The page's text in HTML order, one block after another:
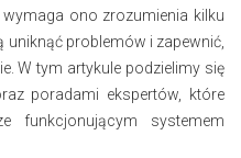
ono zrozumienia kilku
problemów i zapewnić,
W tym artykule podzielimy się
poradami ekspertów, które
funkcjonującym systemem